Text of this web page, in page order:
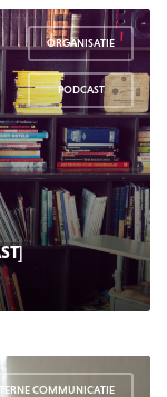
ORGANISATIE
,
PODCAST
COMMUNICATIE